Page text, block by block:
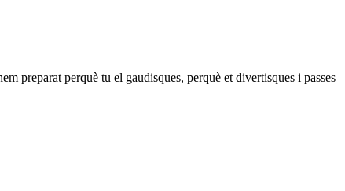
preparat perquè tu el gaudisques, perquè et divertisques i passes